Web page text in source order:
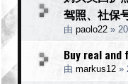
驾照、社保
由 paolo22 »
Buy real
由 markus12 »